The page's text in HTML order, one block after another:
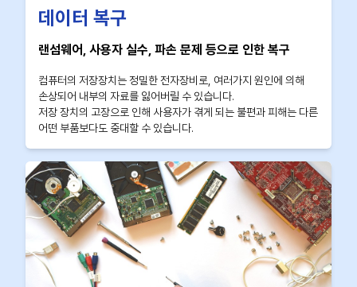
데이터 복구
랜섬웨어, 사용자 실수, 파손 문제 등으로 인한 복구
컴퓨터의 저장장치는 정밀한 전자장비로, 여러가지 원인에 의해
손상되어 내부의 자료를 잃어버릴 수 있습니다.
저장 장치의 고장으로 인해 사용자가 겪게 되는 불편과 피해는 다른
어떤 부품보다도 중대할 수 있습니다.